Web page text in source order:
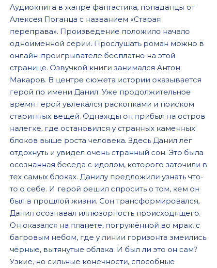
01-15
01-17
01-18
01-19
01-20
01-22
01-23
01-24
01-25
01-27
01-28
01-29
01-30
Аудиокнига в жанре фантастика, попаданцы от
Алексея Поганца с названием «Старая
переправа». Произведение положило начало
одноименной серии. Прослушать роман можно в
онлайн-проигрывателе бесплатно на этой
странице. Озвучкой книги занимался Антон
Макаров. В центре сюжета истории оказывается
герой по имени Данил. Уже продолжительное
время герой увлекался раскопками и поиском
старинных вещей. Однажды он прибыл на остров
налегке, где остановился у странных каменных
блоков выше роста человека. Здесь Данил лёг
отдохнуть и увидел очень странный сон. Это была
осознанная беседа с идолом, которого заточили в
тех самых блоках. Данилу предложили узнать что-
то о себе. И герой решил спросить о том, кем он
был в прошлой жизни. Сон трансформировался,
Данил осознавал иллюзорность происходящего.
Он оказался на планете, погружённой во мрак, с
багровым небом, где у линии горизонта змеились
чёрные, вытянутые облака. И был ли это он сам?
Узкие, но сильные конечности, способные